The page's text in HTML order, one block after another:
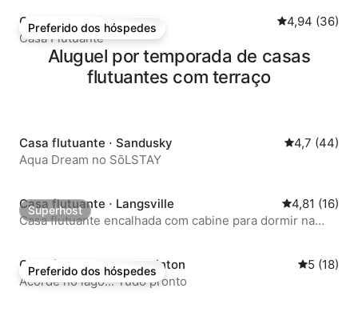
Preferido dos hóspedes
Preferido dos hóspedes
Casa ⋅ Port Clinton 4,94 de uma
4,94 (36)
Casa Flutuante
Aluguel por temporada de casas
flutuantes com terraço
Casa flutuante ⋅ Sandusky 4,7 de uma
4,7 (44)
Aqua Dream no SōLSTAY
Superhost
Superhost
Casa flutuante ⋅ Langsville 4,81 de uma
4,81 (16)
Casa flutuante encalhada com cabine para dormir na
Preferido dos hóspedes
Preferido dos hóspedes
Casa flutuante ⋅ Port Clinton 5 de uma
5 (18)
Acorde no lago... Tudo pronto